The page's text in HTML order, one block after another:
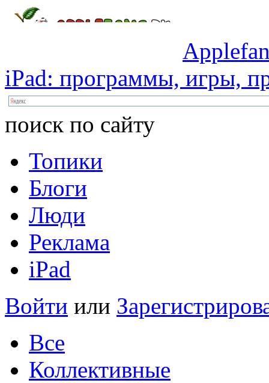
iPad: программы, игры,
поиск по сайту
Топики
Блоги
Люди
Реклама
iPad
Войти или
Все
Коллективные